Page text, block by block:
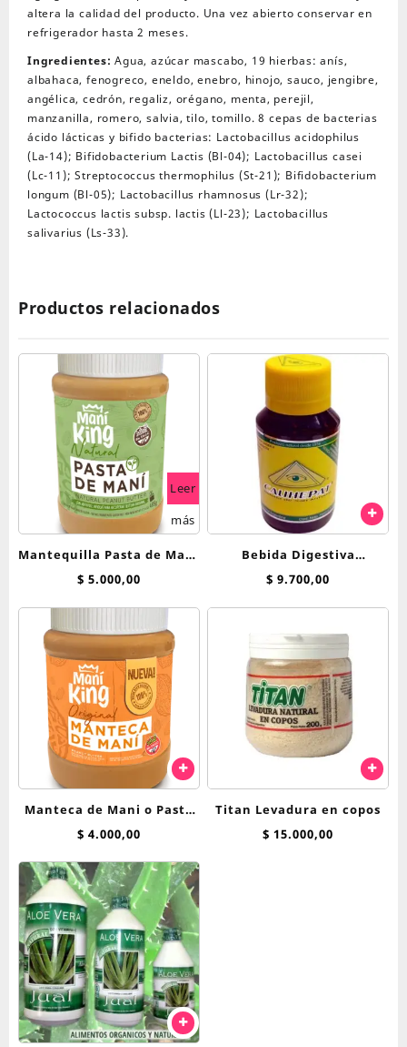
altera la calidad del producto. Una vez abierto conservar en
refrigerador hasta 2 meses.
Ingredientes:Agua, azúcar mascabo, 19 hierbas: anís,
albahaca, fenogreco, eneldo, enebro, hinojo, sauco, jengibre,
angélica, cedrón, regaliz, orégano, menta, perejil,
manzanilla, romero, salvia, tilo, tomillo. 8 cepas de bacterias
ácido lácticas y bifido bacterias: Lactobacillus acidophilus
(La-14); Bifidobacterium Lactis (Bl-04); Lactobacillus casei
(Lc-11); Streptococcus thermophilus (St-21); Bifidobacterium
longum (Bl-05); Lactobacillus rhamnosus (Lr-32);
Lactococcus lactis subsp. lactis (Ll-23); Lactobacillus
salivarius (Ls-33).
Productos relacionados
Leer
más
Mantequilla Pasta de Mani
Natural 485g Mani King
$ 5.000,00
Bebida Digestiva
Calihepat x 70 ml
$ 9.700,00
Manteca de Mani o Pasta
de mani King 350 grs
$ 4.000,00
Titan Levadura en copos
$ 15.000,00